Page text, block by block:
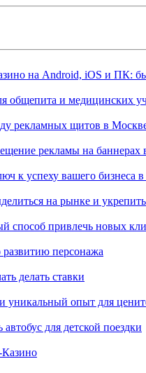
на Android, iOS и ПК:
общепита и
рекламных щитов в
рекламы на баннерах
к успеху вашего бизнеса
на рынке и
способ привлечь новых
персонажа
делать ставки
уникальный опыт для
для детской поездки